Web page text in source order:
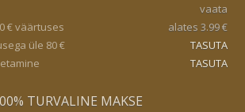
vaata
€ väärtuses
alates 3.99 €
üle 80 €
TASUTA
TASUTA
TURVALINE MAKSE